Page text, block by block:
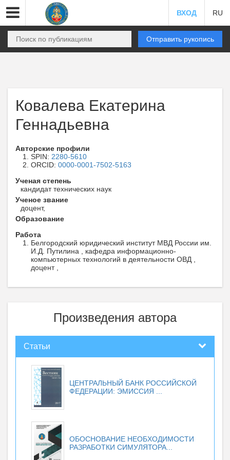
ВХОД RU
Отправить рукопись
Ковалева Екатерина
Геннадьевна
Авторские профили
SPIN: 2280-5610
ORCID: 0000-0001-7502-5163
Ученая степень
кандидат технических наук
Ученое звание
доцент,
Образование
Работа
Белгородский юридический институт МВД России им.
И.Д. Путилина , кафедра информационно-
компьютерных технологий в деятельности ОВД ,
доцент ,
Произведения автора
Статьи
ЦЕНТРАЛЬНЫЙ БАНК РОССИЙСКОЙ
ФЕДЕРАЦИИ: ЭМИССИЯ ...
ОБОСНОВАНИЕ НЕОБХОДИМОСТИ
РАЗРАБОТКИ СИМУЛЯТОРА...